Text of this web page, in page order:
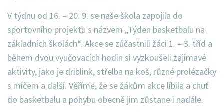
V týdnu od 16. – 20. 9. se naše škola zapojila do
sportovního projektu s názvem „Týden basketbalu na
základních školách“. Akce se zúčastnili žáci 1. – 3. tříd a
během dvou vyučovacích hodin si vyzkoušeli zajímavé
aktivity, jako je driblink, střelba na koš, různé prolézačky
s míčem a další. Věříme, že se žákům akce líbila a chuť
do basketbalu a pohybu obecně jim zůstane i nadále.